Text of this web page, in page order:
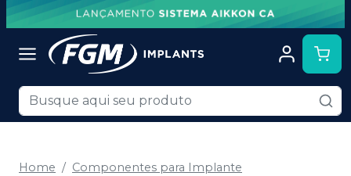
Home
Componentes para Implante